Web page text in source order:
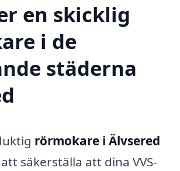
en skicklig
i de
städerna
rörmokare i Älvsered
säkerställa att dina VVS-